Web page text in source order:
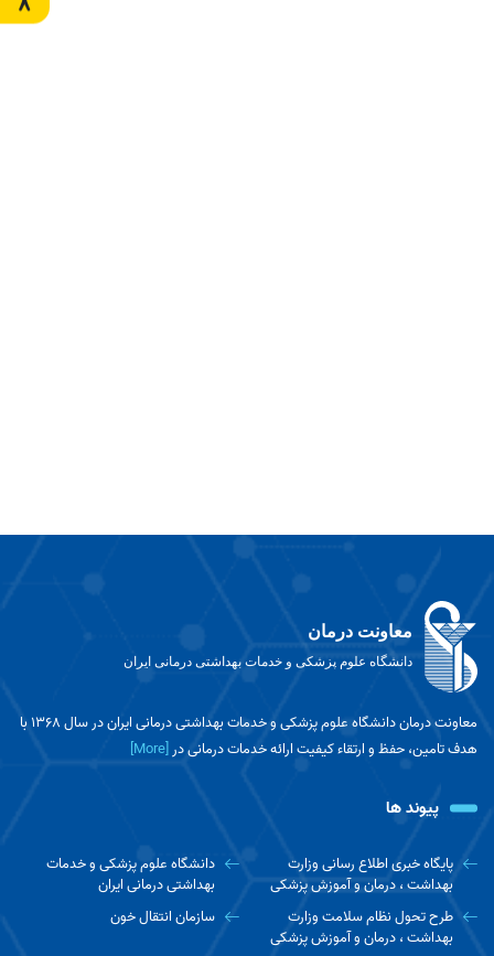
معاونت درمان
دانشگاه علوم پزشکی و خدمات بهداشتی درمانی ایران
معاونت درمان دانشگاه علوم پزشکی و خدمات بهداشتی درمانی ایران در سال 1368 با
هدف تامین، حفظ و ارتقاء کیفیت ارائه خدمات درمانی در[More]
پیوند ها
پایگاه خبری اطلاع رسانی وزارت
بهداشت ، درمان و آموزش پزشکی
دانشگاه علوم پزشکی و خدمات
بهداشتی درمانی ایران
طرح تحول نظام سلامت وزارت
بهداشت ، درمان و آموزش پزشکی
سازمان انتقال خون